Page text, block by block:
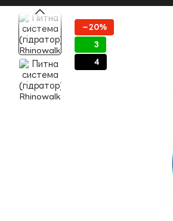
−20%
3
4